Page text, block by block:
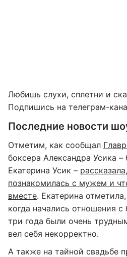
Любишь слухи, сплетни и
Подпишись на телеграм-
Последние новости
Отметим, как сообщал
боксера Александра Усика –
Екатерина Усик –
познакомилась с мужем и
вместе. Екатерина
когда начались отношения
три года были очень
вел себя некорректно.
А также на тайной свадьбе